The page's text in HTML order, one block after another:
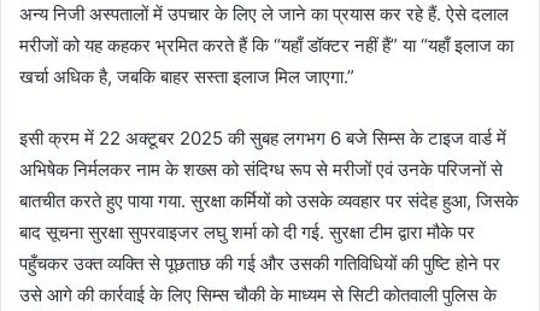
अन्य निजी अस्पतालों में उपचार के लिए ले जाने का प्रयास कर रहे हैं. ऐसे दलाल
मरीजों को यह कहकर भ्रमित करते हैं कि “यहाँ डॉक्टर नहीं हैं” या “यहाँ इलाज का
खर्चा अधिक है, जबकि बाहर सस्ता इलाज मिल जाएगा.”
इसी क्रम में 22 अक्टूबर 2025 की सुबह लगभग 6 बजे सिम्स के टाइज वार्ड में
अभिषेक निर्मलकर नाम के शख्स को संदिग्ध रूप से मरीजों एवं उनके परिजनों से
बातचीत करते हुए पाया गया. सुरक्षा कर्मियों को उसके व्यवहार पर संदेह हुआ, जिसके
बाद सूचना सुरक्षा सुपरवाइजर लघु शर्मा को दी गई. सुरक्षा टीम द्वारा मौके पर
पहुँचकर उक्त व्यक्ति से पूछताछ की गई और उसकी गतिविधियों की पुष्टि होने पर
उसे आगे की कार्रवाई के लिए सिम्स चौकी के माध्यम से सिटी कोतवाली पुलिस के